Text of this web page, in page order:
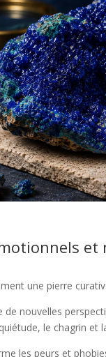
et
une pierre
de nouvelles
le chagrin
les peurs et